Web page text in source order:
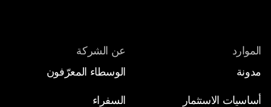
الموارد
مدونة
أساسيات الاستثمار
عن الشركة
الوسطاء المعرّفون
السفراء